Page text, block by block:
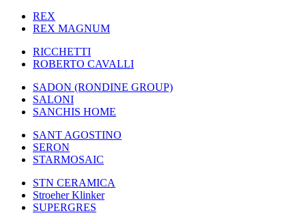
REX
REX MAGNUM
RICCHETTI
ROBERTO CAVALLI
SADON (RONDINE GROUP)
SALONI
SANCHIS HOME
SANT AGOSTINO
SERON
STARMOSAIC
STN CERAMICA
Stroeher Klinker
SUPERGRES